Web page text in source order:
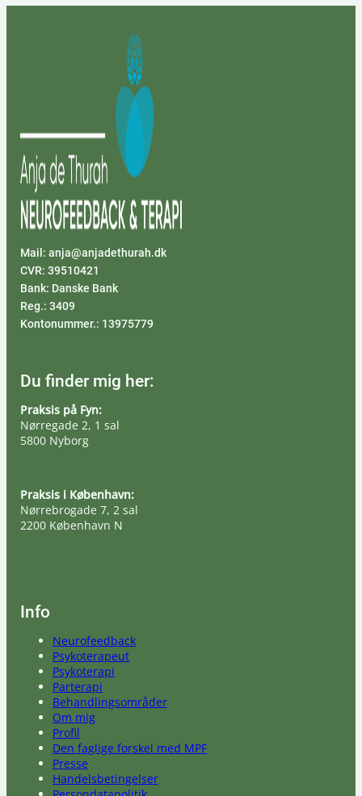
Mail: anja@anjadethurah.dk
CVR: 39510421
Bank: Danske Bank
Reg.: 3409
Kontonummer.: 13975779
Du finder mig her:
Praksis på Fyn:
Nørregade 2, 1 sal
5800 Nyborg
Praksis i København:
Nørrebrogade 7, 2 sal
2200 København N
Info
Neurofeedback
Psykoterapeut
Psykoterapi
Parterapi
Behandlingsområder
Om mig
Profil
Den faglige forskel med MPF
Presse
Handelsbetingelser